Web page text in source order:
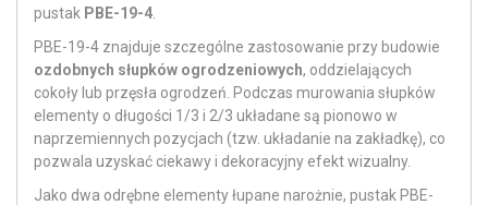
pustak PBE-19-4
PBE-19-4 znajduje szczególne zastosowanie przy budowie
ozdobnych słupków ogrodzeniowych, oddzielających
cokoły lub przęsła ogrodzeń. Podczas murowania słupków
elementy o długości 1/3 i 2/3 układane są pionowo w
naprzemiennych pozycjach (tzw. układanie na zakładkę), co
pozwala uzyskać ciekawy i dekoracyjny efekt wizualny.
Jako dwa odrębne elementy łupane narożnie, pustak PBE-